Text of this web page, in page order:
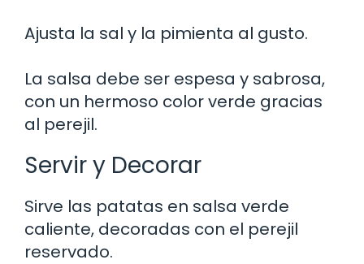
Ajusta la sal y la pimienta al gusto.
La salsa debe ser espesa y sabrosa,
con un hermoso color verde gracias
al perejil.
Servir y Decorar
Sirve las patatas en salsa verde
caliente, decoradas con el perejil
reservado.